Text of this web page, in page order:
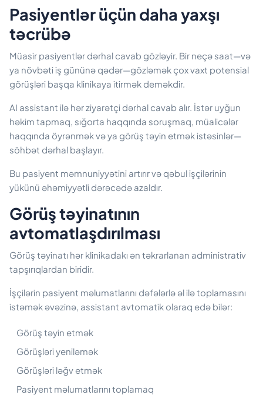
Pasiyentlər üçün daha yaxşı
təcrübə
Müasir pasiyentlər dərhal cavab gözləyir. Bir neçə saat—və
ya növbəti iş gününə qədər—gözləmək çox vaxt potensial
görüşləri başqa klinikaya itirmək deməkdir.
AI assistant ilə hər ziyarətçi dərhal cavab alır. İstər uyğun
həkim tapmaq, sığorta haqqında soruşmaq, müalicələr
haqqında öyrənmək və ya görüş təyin etmək istəsinlər—
söhbət dərhal başlayır.
Bu pasiyent məmnuniyyətini artırır və qəbul işçilərinin
yükünü əhəmiyyətli dərəcədə azaldır.
Görüş təyinatının
avtomatlaşdırılması
Görüş təyinatı hər klinikadakı ən təkrarlanan administrativ
tapşırıqlardan biridir.
İşçilərin pasiyent məlumatlarını dəfələrlə əl ilə toplamasını
istəmək əvəzinə, assistant avtomatik olaraq edə bilər:
Görüş təyin etmək
Görüşləri yeniləmək
Görüşləri ləğv etmək
Pasiyent məlumatlarını toplamaq